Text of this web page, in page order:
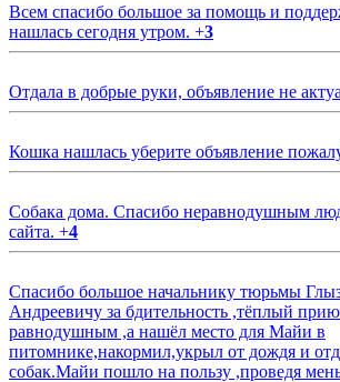
Всем спасибо большое за помощь и
нашлась сегодня утром. +3
Отдала в добрые руки, объявление не
Кошка нашлась уберите объявление
Собака дома. Спасибо неравнодушным
сайта. +4
Спасибо большое начальнику тюрьмы
Андреевичу за бдительность ,тёплый
равнодушным ,а нашёл место для Майи в
питомнике,накормил,укрыл от дождя и
собак.Майи пошло на пользу ,проведя